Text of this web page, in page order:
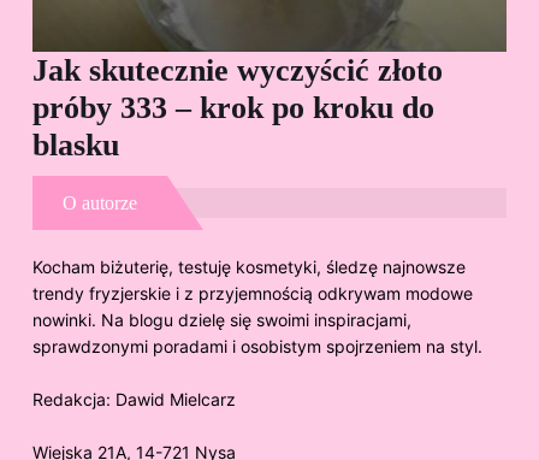
Jak skutecznie wyczyścić złoto
próby 333 – krok po kroku do
blasku
O autorze
Kocham biżuterię, testuję kosmetyki, śledzę najnowsze
trendy fryzjerskie i z przyjemnością odkrywam modowe
nowinki. Na blogu dzielę się swoimi inspiracjami,
sprawdzonymi poradami i osobistym spojrzeniem na styl.
Redakcja: Dawid Mielcarz
Wiejska 21A, 14-721 Nysa